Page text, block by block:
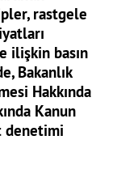
rastgele
ilişkin basın
Bakanlık
Hakkında
Kanun
denetimi